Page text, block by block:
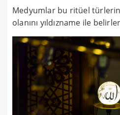
Medyumlar bu ritüel
olanını yıldızname ile